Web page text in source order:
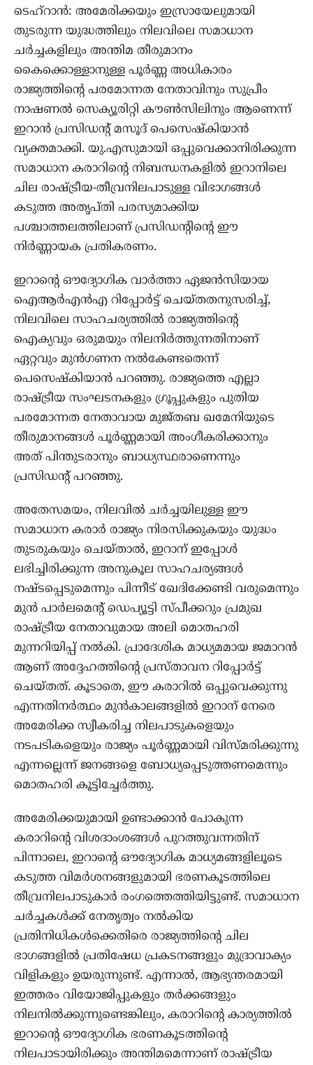
ടെഹ്‌റാൻ: അമേരിക്കയും ഇസ്രായേലുമായി
തുടരുന്ന യുദ്ധത്തിലും നിലവിലെ സമാധാന
ചർച്ചകളിലും അന്തിമ തീരുമാനം
കൈക്കൊള്ളാനുള്ള പൂർണ്ണ അധികാരം
രാജ്യത്തിന്റെ പരമോന്നത നേതാവിനും സുപ്രീം
നാഷണൽ സെക്യൂരിറ്റി കൗൺസിലിനും ആണെന്ന്
ഇറാൻ പ്രസിഡന്റ് മസൂദ് പെസെഷ്കിയാൻ
വ്യക്തമാക്കി. യു.എസുമായി ഒപ്പുവെക്കാനിരിക്കുന്ന
സമാധാന കരാറിന്റെ നിബന്ധനകളിൽ ഇറാനിലെ
ചില രാഷ്ട്രീയ-തീവ്രനിലപാടുള്ള വിഭാഗങ്ങൾ
കടുത്ത അതൃപ്തി പരസ്യമാക്കിയ
പശ്ചാത്തലത്തിലാണ് പ്രസിഡന്റിന്റെ ഈ
നിർണ്ണായക പ്രതികരണം.
ഇറാന്റെ ഔദ്യോഗിക വാർത്താ ഏജൻസിയായ
ഐആർഎൻഎ റിപ്പോർട്ട് ചെയ്തതനുസരിച്ച്,
നിലവിലെ സാഹചര്യത്തിൽ രാജ്യത്തിന്റെ
ഐക്യവും ഒരുമയും നിലനിർത്തുന്നതിനാണ്
ഏറ്റവും മുൻഗണന നൽകേണ്ടതെന്ന്
പെസെഷ്കിയാൻ പറഞ്ഞു. രാജ്യത്തെ എല്ലാ
രാഷ്ട്രീയ സംഘടനകളും ഗ്രൂപ്പുകളും പുതിയ
പരമോന്നത നേതാവായ മുജ്തബ ഖമേനിയുടെ
തീരുമാനങ്ങൾ പൂർണ്ണമായി അംഗീകരിക്കാനും
അത് പിന്തുടരാനും ബാധ്യസ്ഥരാണെന്നും
പ്രസിഡന്റ് പറഞ്ഞു.
അതേസമയം, നിലവിൽ ചർച്ചയിലുള്ള ഈ
സമാധാന കരാർ രാജ്യം നിരസിക്കുകയും യുദ്ധം
തുടരുകയും ചെയ്താൽ, ഇറാന് ഇപ്പോൾ
ലഭിച്ചിരിക്കുന്ന അനുകൂല സാഹചര്യങ്ങൾ
നഷ്ടപ്പെടുമെന്നും പിന്നീട് ഖേദിക്കേണ്ടി വരുമെന്നും
മുൻ പാർലമെന്റ് ഡെപ്യൂട്ടി സ്പീക്കറും പ്രമുഖ
രാഷ്ട്രീയ നേതാവുമായ അലി മൊതഹരി
മുന്നറിയിപ്പ് നൽകി. പ്രാദേശിക മാധ്യമമായ ജമാറൻ
ആണ് അദ്ദേഹത്തിന്റെ പ്രസ്താവന റിപ്പോർട്ട്
ചെയ്തത്. കൂടാതെ, ഈ കരാറിൽ ഒപ്പുവെക്കുന്നു
എന്നതിനർത്ഥം മുൻകാലങ്ങളിൽ ഇറാന് നേരെ
അമേരിക്ക സ്വീകരിച്ച നിലപാടുകളെയും
നടപടികളെയും രാജ്യം പൂർണ്ണമായി വിസ്മരിക്കുന്നു
എന്നല്ലെന്ന് ജനങ്ങളെ ബോധ്യപ്പെടുത്തണമെന്നും
മൊതഹരി കൂട്ടിച്ചേർത്തു.
അമേരിക്കയുമായി ഉണ്ടാക്കാൻ പോകുന്ന
കരാറിന്റെ വിശദാംശങ്ങൾ പുറത്തുവന്നതിന്
പിന്നാലെ, ഇറാന്റെ ഔദ്യോഗിക മാധ്യമങ്ങളിലൂടെ
കടുത്ത വിമർശനങ്ങളുമായി ഭരണകൂടത്തിലെ
തീവ്രനിലപാടുകാർ രംഗത്തെത്തിയിട്ടുണ്ട്. സമാധാന
ചർച്ചകൾക്ക് നേതൃത്വം നൽകിയ
പ്രതിനിധികൾക്കെതിരെ രാജ്യത്തിന്റെ ചില
ഭാഗങ്ങളിൽ പ്രതിഷേധ പ്രകടനങ്ങളും മുദ്രാവാക്യം
വിളികളും ഉയരുന്നുണ്ട്. എന്നാൽ, ആഭ്യന്തരമായി
ഇത്തരം വിയോജിപ്പുകളും തർക്കങ്ങളും
നിലനിൽക്കുന്നുണ്ടെങ്കിലും, കരാറിന്റെ കാര്യത്തിൽ
ഇറാന്റെ ഔദ്യോഗിക ഭരണകൂടത്തിന്റെ
നിലപാടായിരിക്കും അന്തിമമെന്നാണ് രാഷ്ട്രീയ